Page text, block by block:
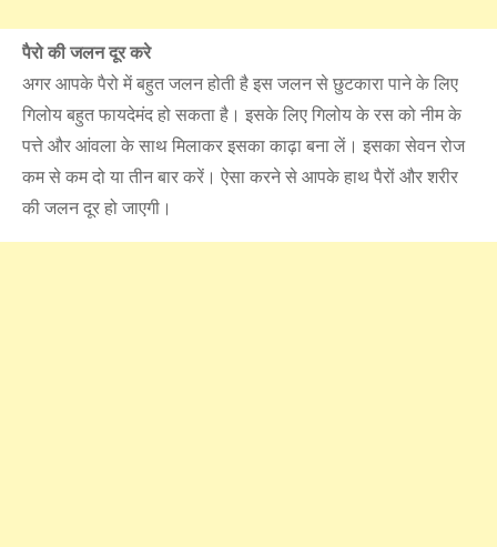
पैरो की जलन दूर करे
अगर आपके पैरो में बहुत जलन होती है इस जलन से छुटकारा पाने के लिए
गिलोय बहुत फायदेमंद हो सकता है। इसके लिए गिलोय के रस को नीम के
पत्ते और आंवला के साथ मिलाकर इसका काढ़ा बना लें। इसका सेवन रोज
कम से कम दो या तीन बार करें। ऐसा करने से आपके हाथ पैरों और शरीर
की जलन दूर हो जाएगी।